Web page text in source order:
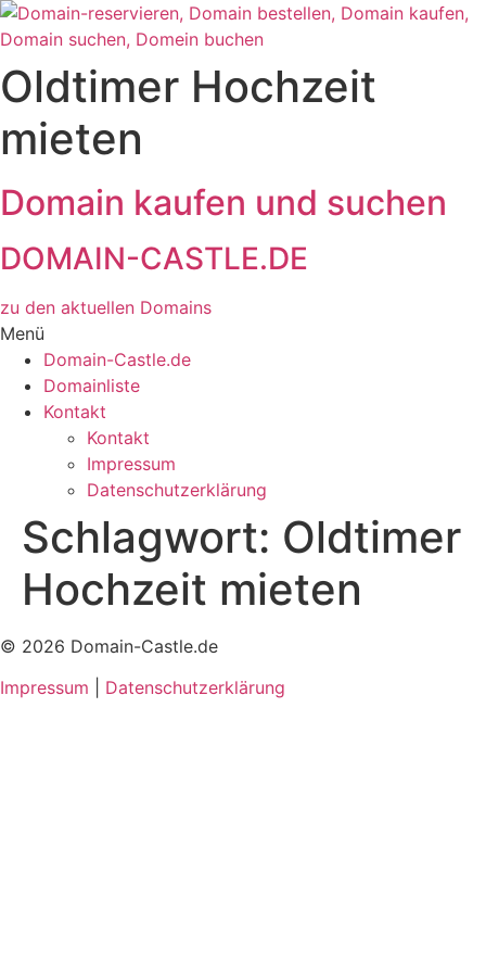
Zum
Inhalt
wechseln
Oldtimer Hochzeit
mieten
Domain kaufen und suchen
DOMAIN-CASTLE.DE
zu den aktuellen Domains​
Menü
Domain-Castle.de
Domainliste
Kontakt
Kontakt
Impressum
Datenschutzerklärung
Schlagwort: Oldtimer
Hochzeit mieten
© 2026 Domain-Castle.de
Impressum
Datenschutzerklärung